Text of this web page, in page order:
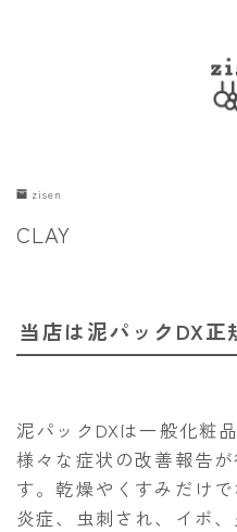
Diary
Access
zisen
CLAY
当店は泥パックDX正
泥パックDXは一般化粧
様々な症状の改善報告
す。乾燥やくすみだけ
炎症、虫刺され、イボ